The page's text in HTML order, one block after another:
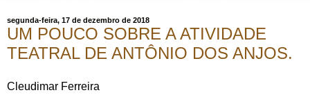
segunda-feira, 17 de dezembro de 2018
UM POUCO SOBRE A ATIVIDADE
TEATRAL DE ANTÔNIO DOS ANJOS.
Cleudimar Ferreira